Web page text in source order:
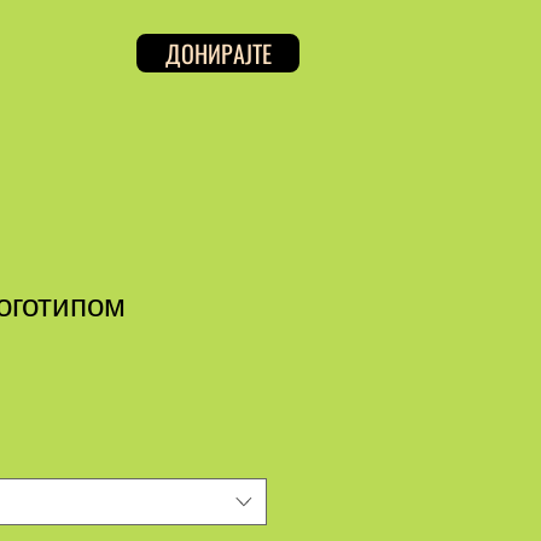
ДОНИРАЈТЕ